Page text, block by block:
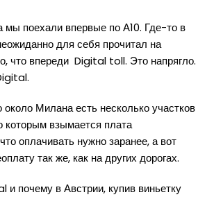
мы поехали впервые по А10. Где-то в
для себя прочитал на
что впереди Digital toll. Это напрягло.
около Милана есть несколько участков
которым взымается плата
оплачивать нужно заранее, а вот
так же, как на других дорогах.
и почему в Австрии, купив виньетку